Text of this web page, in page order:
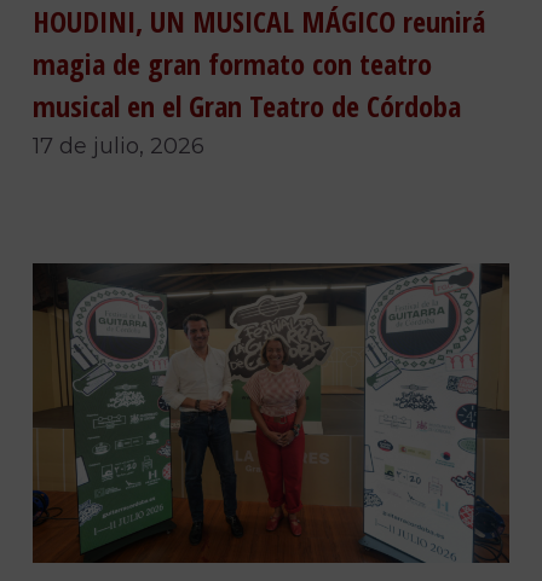
HOUDINI, UN MUSICAL MÁGICO reunirá
magia de gran formato con teatro
musical en el Gran Teatro de Córdoba
17 de julio, 2026